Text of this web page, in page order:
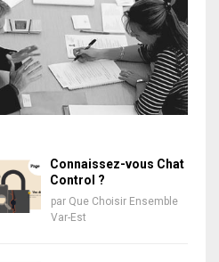
Connaissez-vous Chat
Control ?
par Que Choisir Ensemble
Var-Est